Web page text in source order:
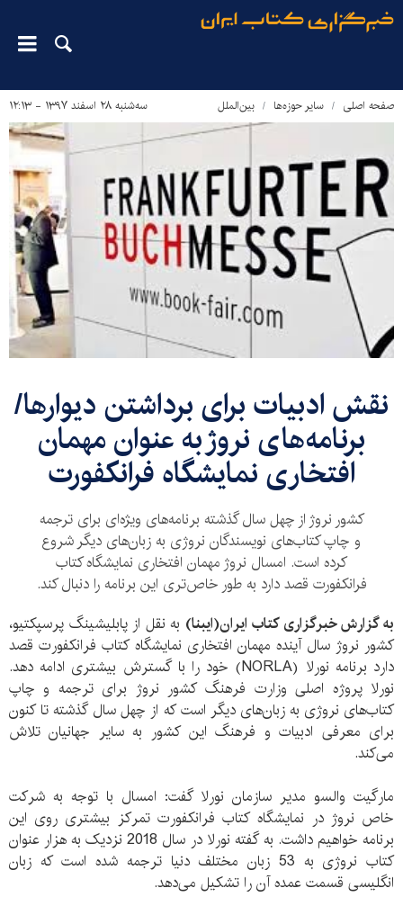
صفحه اصلی سایر حوزه‌ها بین‌الملل سه‌شنبه ۲۸ اسفند ۱۳۹۷ - ۱۲:۱۳
نقش ادبیات برای برداشتن دیوارها/
برنامه‌های نروژ به عنوان مهمان
افتخاری نمایشگاه فرانکفورت
کشور نروژ از چهل سال گذشته برنامه‌های ویژه‌ای برای ترجمه
و چاپ کتاب‌های نویسندگان نروژی به زبان‌های دیگر شروع
کرده است. امسال نروژ مهمان افتخاری نمایشگاه کتاب
فرانکفورت قصد دارد به طور خاص‌تری این برنامه را دنبال کند.
به گزارش خبرگزاری کتاب ایران(ایبنا) به نقل از پابلیشینگ پرسپکتیو،
کشور نروژ سال آینده مهمان افتخاری نمایشگاه کتاب فرانکفورت قصد
دارد برنامه نورلا (NORLA) خود را با گسترش بیشتری ادامه دهد.
نورلا پروژه‌ اصلی وزارت فرهنگ کشور نروژ برای ترجمه و چاپ
کتاب‌های نروژی به زبان‌های دیگر است که از چهل سال گذشته تا کنون
برای معرفی ادبیات و فرهنگ این کشور به سایر جهانیان تلاش
می‌کند.
مارگیت والسو مدیر سازمان نورلا گفت: امسال با توجه به شرکت
خاص نروژ در نمایشگاه کتاب فرانکفورت تمرکز بیشتری روی این
برنامه خواهیم داشت. به گفته نورلا در سال 2018 نزدیک به هزار عنوان
کتاب نروژی به 53 زبان مختلف دنیا ترجمه شده است که زبان
انگلیسی قسمت عمده آن را تشکیل می‌دهد.